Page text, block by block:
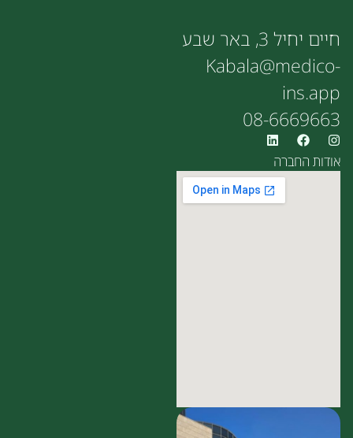
חיים יחיל 3, באר שבע
Kabala@medico-
ins.app
08-6669663
אודות החברה